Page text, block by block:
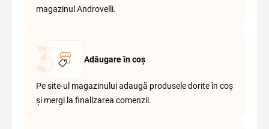
magazinul Androvelli.
Adăugare în coș
Pe site-ul magazinului adaugă produsele dorite în coș
și mergi la finalizarea comenzii.